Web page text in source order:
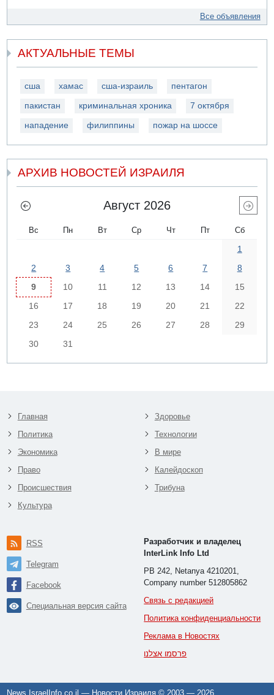
Все объявления
АКТУАЛЬНЫЕ ТЕМЫ
сша хамас сша-израиль пентагон
пакистан криминальная хроника 7 октября
нападение филиппины пожар на шоссе
АРХИВ НОВОСТЕЙ ИЗРАИЛЯ
Август 2026
Вс Пн Вт Ср Чт Пт Сб
1
2
3 4 5 6 7
8
9
10 11 12 13 14
15
16
17 18 19 20 21
22
23
24 25 26 27 28
29
30
31
Главная
Политика
Экономика
Право
Происшествия
Культура
Здоровье
Технологии
В мире
Калейдоскоп
Трибуна
RSS
Telegram
Facebook
Специальная версия сайта
Разработчик и владелец
InterLink Info Ltd
PB 242, Netanya 4210201,
Company number 512805862
Связь с редакцией
Политика конфиденциальности
Реклама в Новостях
פרסמו אצלנו
News.IsraelInfo.co.il — Новости Израиля © 2003 — 2026